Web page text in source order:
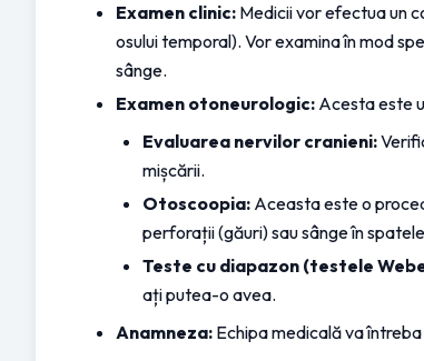
Examen clinic: Medicii vor efectua un
osului temporal). Vor examina în mod
sânge.
Examen otoneurologic: Acesta este
Evaluarea nervilor cranieni:
mișcării.
Otoscoopia: Aceasta este o
perforații (găuri) sau sânge în
Teste cu diapazon (testele
ați putea-o avea.
Anamneza: Echipa medicală va